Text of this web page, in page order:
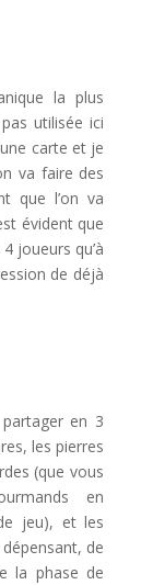
la plus
utilisée ici
carte et je
va faire des
que l’on va
évident que
joueurs qu’à
de déjà
en 3
les pierres
(que vous
en
jeu), et les
de
la phase de